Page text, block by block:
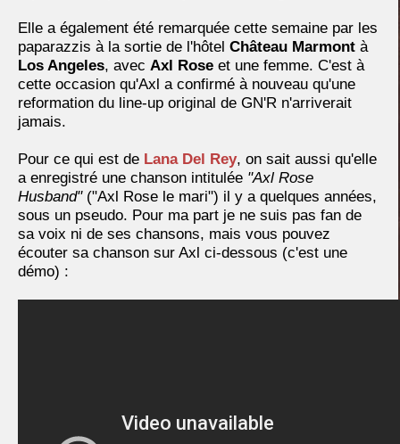
Elle a également été remarquée cette semaine par les
paparazzis à la sortie de l'hôtel Château Marmont à
Los Angeles, avec Axl Rose et une femme. C'est à
cette occasion qu'Axl a confirmé à nouveau qu'une
reformation du line-up original de GN'R n'arriverait
jamais.
Pour ce qui est de Lana Del Rey, on sait aussi qu'elle
a enregistré une chanson intitulée "Axl Rose
Husband"("Axl Rose le mari") il y a quelques années,
sous un pseudo. Pour ma part je ne suis pas fan de
sa voix ni de ses chansons, mais vous pouvez
écouter sa chanson sur Axl ci-dessous (c'est une
démo) :